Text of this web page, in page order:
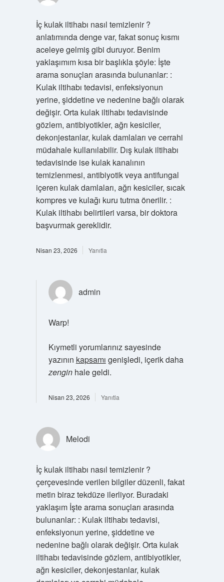
İç kulak iltihabı nasıl temizlenir ?
anlatımında denge var, fakat sonuç kısmı
aceleye gelmiş gibi duruyor. Benim
yaklaşımım kısa bir başlıkla şöyle: İşte
arama sonuçları arasında bulunanlar: :
Kulak iltihabı tedavisi, enfeksiyonun
yerine, şiddetine ve nedenine bağlı olarak
değişir. Orta kulak iltihabı tedavisinde
gözlem, antibiyotikler, ağrı kesiciler,
dekonjestanlar, kulak damlaları ve cerrahi
müdahale kullanılabilir. Dış kulak iltihabı
tedavisinde ise kulak kanalının
temizlenmesi, antibiyotik veya antifungal
içeren kulak damlaları, ağrı kesiciler, sıcak
kompres ve kulağı kuru tutma önerilir. :
Kulak iltihabı belirtileri varsa, bir doktora
başvurmak gereklidir.
Nisan 23, 2026 Yanıtla
admin
Warp!
Kıymetli yorumlarınız sayesinde
yazının kapsamı genişledi, içerik daha
zenginhale geldi.
Nisan 23, 2026 Yanıtla
Melodi
İç kulak iltihabı nasıl temizlenir ?
çerçevesinde verilen bilgiler düzenli, fakat
metin biraz tekdüze ilerliyor. Buradaki
yaklaşım İşte arama sonuçları arasında
bulunanlar: : Kulak iltihabı tedavisi,
enfeksiyonun yerine, şiddetine ve
nedenine bağlı olarak değişir. Orta kulak
iltihabı tedavisinde gözlem, antibiyotikler,
ağrı kesiciler, dekonjestanlar, kulak